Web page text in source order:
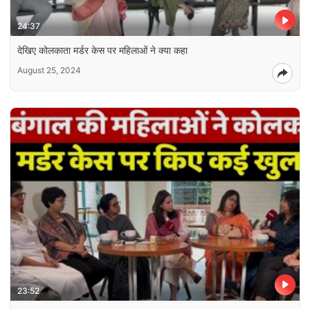
24:37
देखिए कोलकाता मर्डर केस पर महिलाओं ने क्या कहा
August 25, 2024
23:52